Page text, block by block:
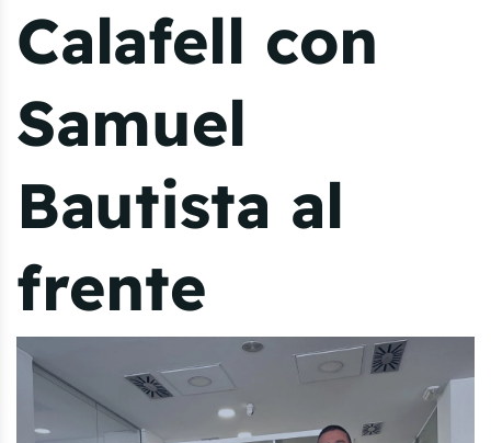
Calafell con
Samuel
Bautista al
frente